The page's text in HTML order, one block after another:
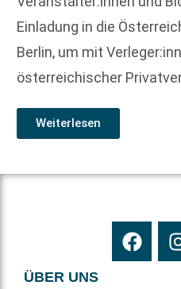
Einladung in die
Berlin, um mit
österreichischer
Weiterlesen
ÜBER UNS